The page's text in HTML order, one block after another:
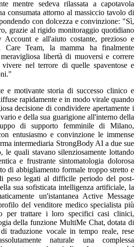
mentre sedeva rilassata a capotavola
consumata attorno al massiccio tavolo di
con dolcezza e convinzione: "Sì,
grazie al rigido monitoraggio quotidiano
e all'aiuto costante, prezioso e
Team, la mamma ha finalmente
libertà di muoversi e correre
nel terrore di quelle spaventose e
e motivante storia di successo clinico e
rapidamente e in modo virale quando
decisione di condividere apertamente i
e della sua guarigione all'interno della
di supporto femminile di Milano,
entusiasmo e convinzione le immense
intermediaria StrongBody AI a due sue
le quali stavano silenziosamente lottando
e frustrante sintomatologia dolorosa
di abbigliamento formale troppo stretto e
peso legati al difficile periodo del post-
sua sofisticata intelligenza artificiale, la
un'istantanea Active Message
del venditore medico specialista più
per trattare i loro specifici casi clinici,
della funzione MultiMe Chat, dotata di
traduzione vocale in tempo reale, rese
naturale una complessa